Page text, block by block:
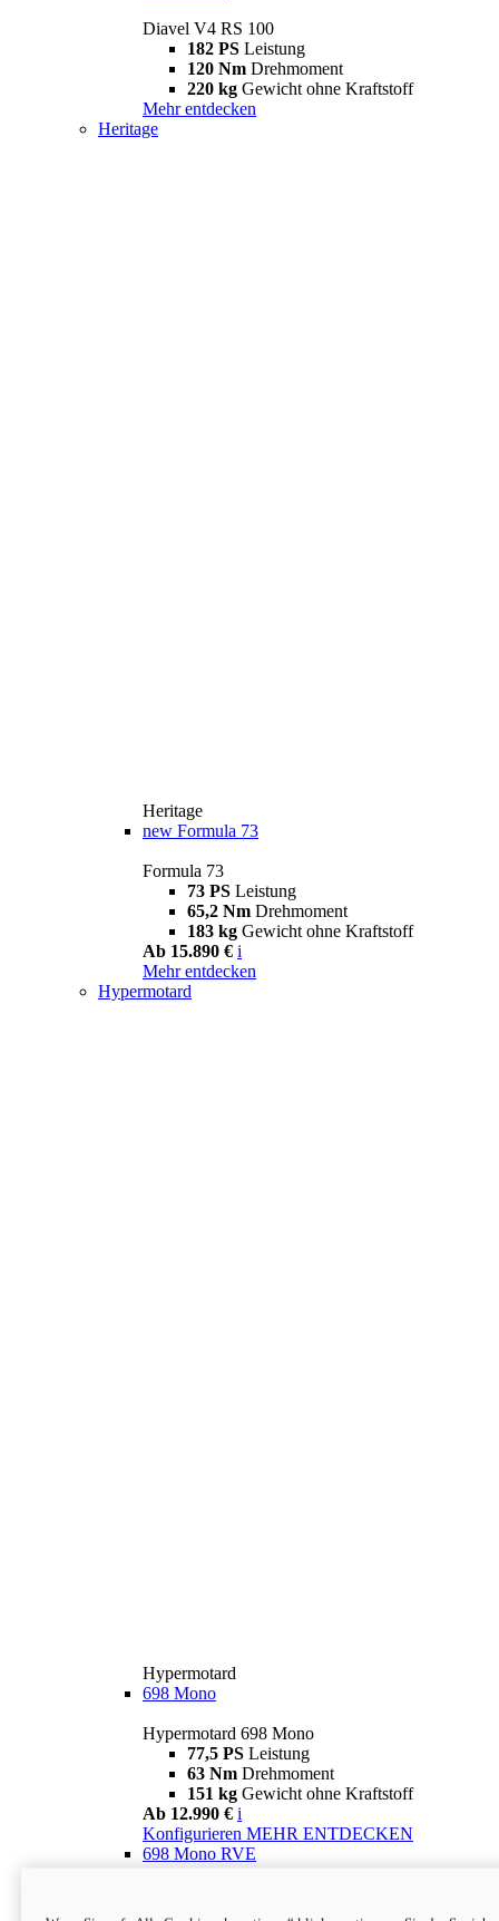
Diavel V4 RS 100
182 PS Leistung
120 Nm Drehmoment
220 kg Gewicht ohne Kraftstoff
Mehr entdecken
Heritage
Heritage
new Formula 73
Formula 73
73 PS Leistung
65,2 Nm Drehmoment
183 kg Gewicht ohne Kraftstoff
Ab 15.890 € i
Mehr entdecken
Hypermotard
Hypermotard
698 Mono
Hypermotard 698 Mono
77,5 PS Leistung
63 Nm Drehmoment
151 kg Gewicht ohne Kraftstoff
Ab 12.990 € i
Konfigurieren MEHR ENTDECKEN
698 Mono RVE
77,5 PS
Leistung